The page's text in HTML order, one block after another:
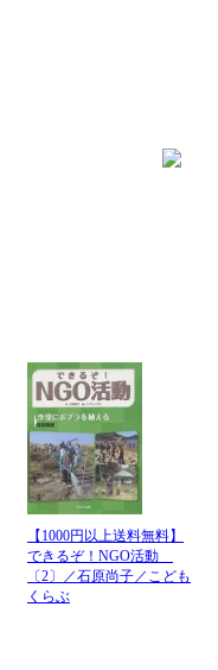
【1000円以上送料無料】
できるぞ！NGO活動
〔2〕／石原尚子／こども
くらぶ